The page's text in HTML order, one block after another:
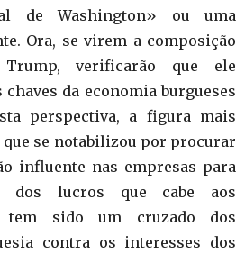
de Washington» ou uma
Ora, se virem a composição
Trump, verificarão que ele
da economia burgueses
perspectiva, a figura mais
que se notabilizou por procurar
influente nas empresas para
dos lucros que cabe aos
tem sido um cruzado dos
contra os interesses dos